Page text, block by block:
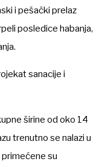
i pešački prelaz
posledice habanja,
sanacije i
širine od oko 14
trenutno se nalazi u
su